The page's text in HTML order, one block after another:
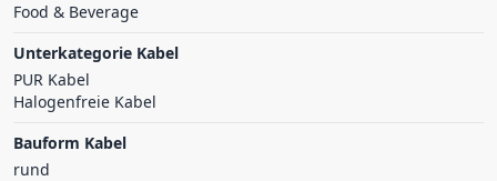
Food & Beverage
Unterkategorie Kabel
PUR Kabel
Halogenfreie Kabel
Bauform Kabel
rund